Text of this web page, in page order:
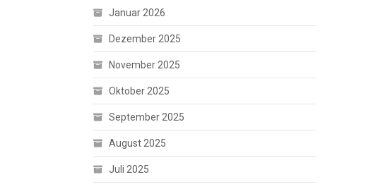
Januar 2026
Dezember 2025
November 2025
Oktober 2025
September 2025
August 2025
Juli 2025